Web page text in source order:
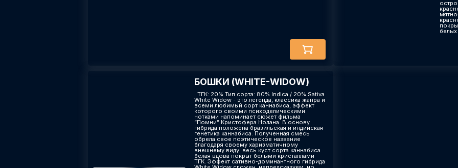
БОШКИ (WHITE-WIDOW)
. ТГК: 20% Тип сорта: 80% Indica / 20% Sativa
White Widow - это легенда, классика жанра и
всеми любимый сорт каннабиса, эффект
которого своими психоделическими
нотками напоминает сюжет фильма
“Помни” Кристофера Нолана. В основу
гибрида положена бразильская и индийская
генетика каннабиса. Полученная смесь
обрела свое поэтическое название
благодаря своему харизматичному
внешнему виду: весь куст сорта каннабиса
белая вдова покрыт белыми кристаллами
ТГК. Эффект сативно-доминантного гибрида